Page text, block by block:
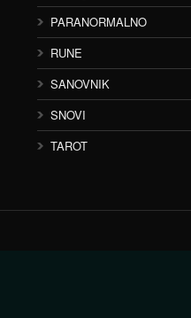
PARANORMALNO
RUNE
SANOVNIK
SNOVI
TAROT